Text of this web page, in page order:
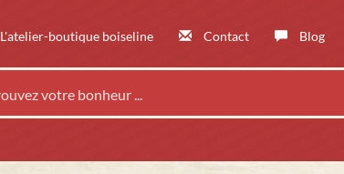
L'atelier-boutique boiseline Contact Blog